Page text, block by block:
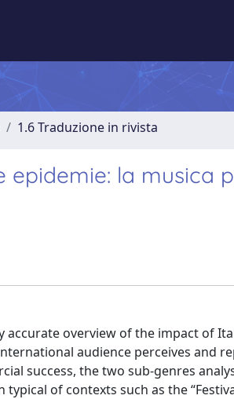
1.6 Traduzione in rivista
la musica
accurate overview of the impact of
audience perceives and
success, the two sub-genres
of contexts such as the